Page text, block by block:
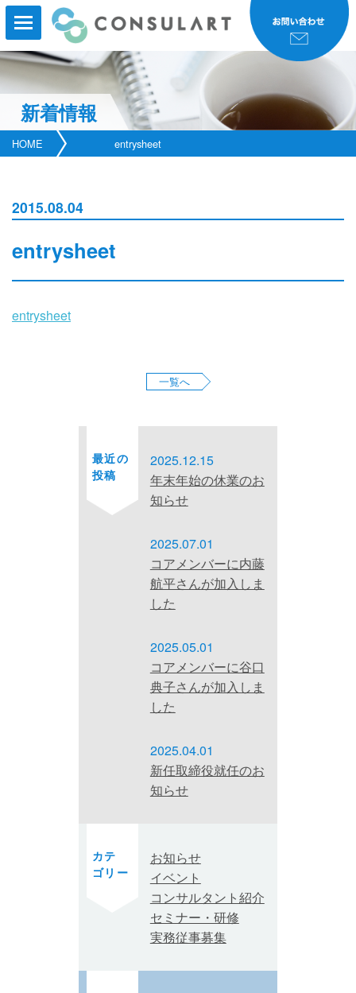
新着情報
HOME entrysheet
2015.08.04
entrysheet
entrysheet
一覧へ
最近の
投稿
2025.12.15
年末年始の休業のお
知らせ
2025.07.01
コアメンバーに内藤
航平さんが加入しま
した
2025.05.01
コアメンバーに谷口
典子さんが加入しま
した
2025.04.01
新任取締役就任のお
知らせ
カテ
ゴリー
お知らせ
イベント
コンサルタント紹介
セミナー・研修
実務従事募集
HOME
事業実績
会社案内
プライバシーポリシー